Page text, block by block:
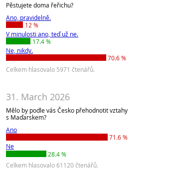
Pěstujete doma řeřichu?
Ano, pravidelně.
12 %
V minulosti ano, teď už ne.
17.4 %
Ne, nikdy.
70.6 %
Celkem hlasovalo 5971 čtenářů.
31. March 2026
Mělo by podle vás Česko přehodnotit vztahy
s Maďarskem?
Ano
71.6 %
Ne
28.4 %
Celkem hlasovalo 61120 čtenářů.